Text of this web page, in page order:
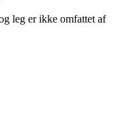
leg er ikke omfattet af